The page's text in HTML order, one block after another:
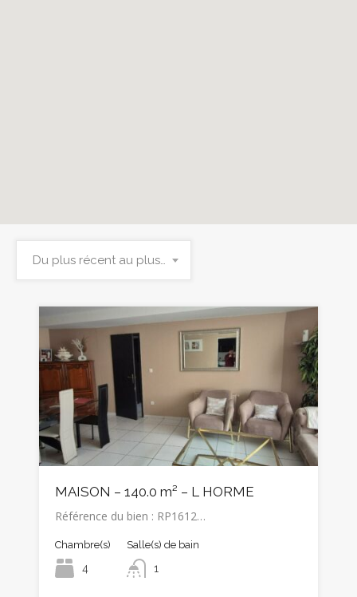
Du plus récent au plus ancien
MAISON – 140.0 m² – L HORME
Référence du bien : RP1612…
Chambre(s)
4
Salle(s) de bain
1